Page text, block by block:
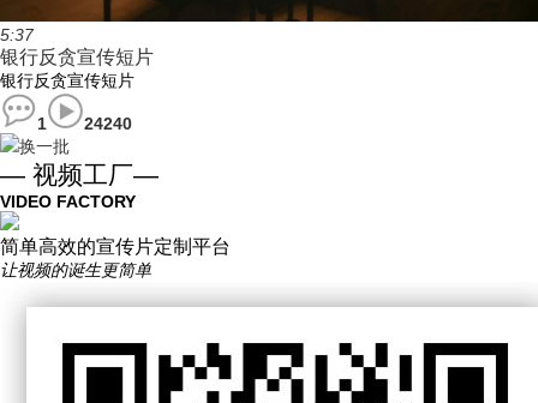
5:37
银行反贪宣传短片
银行反贪宣传短片
1
24240
换一批
— 视频工厂—
VIDEO FACTORY
简单高效的宣传片定制平台
让视频的诞生更简单